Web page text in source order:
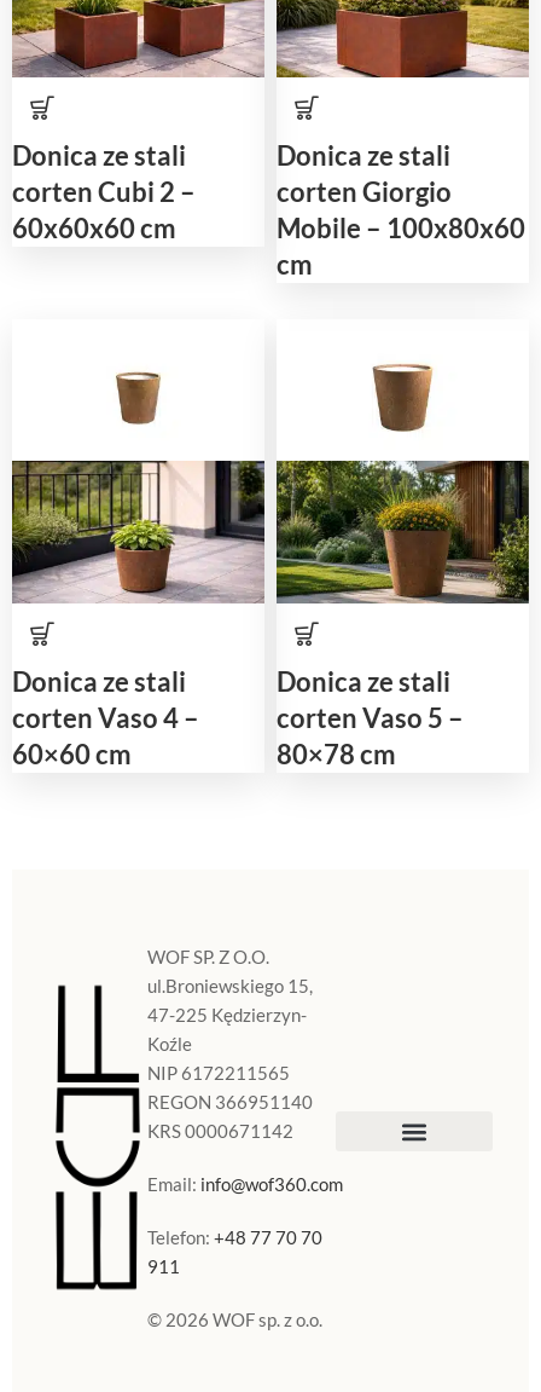
Donica ze stali
corten Cubi 2 –
60x60x60 cm
Donica ze stali
corten Giorgio
Mobile – 100x80x60
cm
Donica ze stali
corten Vaso 4 –
60×60 cm
Donica ze stali
corten Vaso 5 –
80×78 cm
WOF SP. Z O.O.
ul.Broniewskiego 15,
47-225 Kędzierzyn-
Koźle
NIP 6172211565
REGON 366951140
KRS 0000671142
Email: info@wof360.com
Telefon:+48 77 70 70
911
© 2026 WOF sp. z o.o.